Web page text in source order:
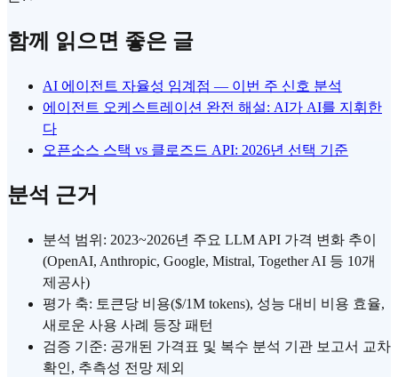
함께 읽으면 좋은 글
AI 에이전트 자율성 임계점 — 이번 주 신호 분석
에이전트 오케스트레이션 완전 해설: AI가 AI를 지휘한
다
오픈소스 스택 vs 클로즈드 API: 2026년 선택 기준
분석 근거
분석 범위: 2023~2026년 주요 LLM API 가격 변화 추이
(OpenAI, Anthropic, Google, Mistral, Together AI 등 10개
제공사)
평가 축: 토큰당 비용($/1M tokens), 성능 대비 비용 효율,
새로운 사용 사례 등장 패턴
검증 기준: 공개된 가격표 및 복수 분석 기관 보고서 교차
확인, 추측성 전망 제외